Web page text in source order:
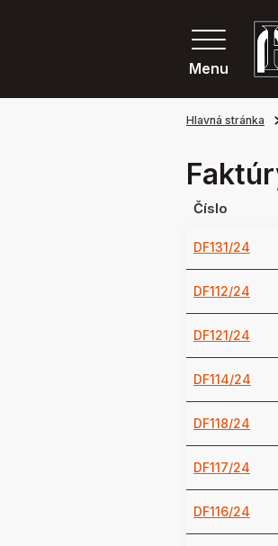
Menu
Hlavná stránka
Číslo
DF131/24
DF112/24
DF121/24
DF114/24
DF118/24
DF117/24
DF116/24